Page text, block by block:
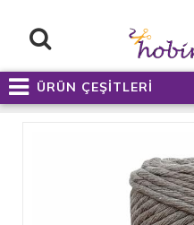
ÜRÜN ÇEŞİTLERİ